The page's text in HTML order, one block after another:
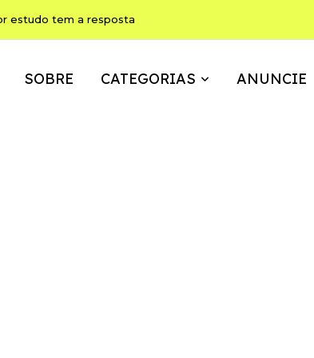
estudo tem a resposta
SOBRE CATEGORIAS ANUNCIE